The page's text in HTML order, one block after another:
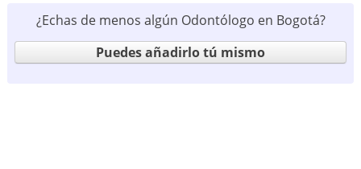
¿Echas de menos algún Odontólogo en Bogotá?
Puedes añadirlo tú mismo